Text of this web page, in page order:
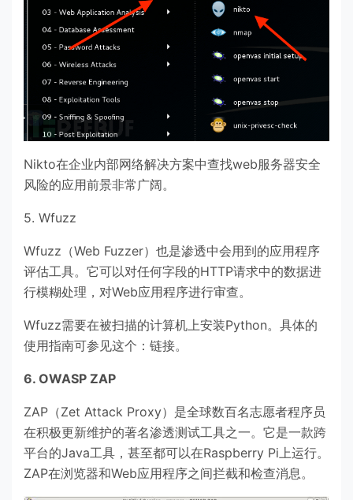
Nikto在企业内部网络解决方案中查找web服务器安全
风险的应用前景非常广阔。
5. Wfuzz
Wfuzz（Web Fuzzer）也是渗透中会用到的应用程序
评估工具。它可以对任何字段的HTTP请求中的数据进
行模糊处理，对Web应用程序进行审查。
Wfuzz需要在被扫描的计算机上安装Python。具体的
使用指南可参见这个：链接。
6. OWASP ZAP
ZAP（Zet Attack Proxy）是全球数百名志愿者程序员
在积极更新维护的著名渗透测试工具之一。它是一款跨
平台的Java工具，甚至都可以在Raspberry Pi上运行。
ZAP在浏览器和Web应用程序之间拦截和检查消息。